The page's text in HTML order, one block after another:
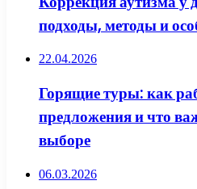
подходы, методы и
22.04.2026
Горящие туры: как
предложения и что
выборе
06.03.2026